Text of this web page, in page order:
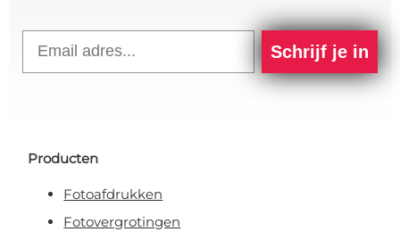
Schrijf je in
Producten
Fotoafdrukken
Fotovergrotingen